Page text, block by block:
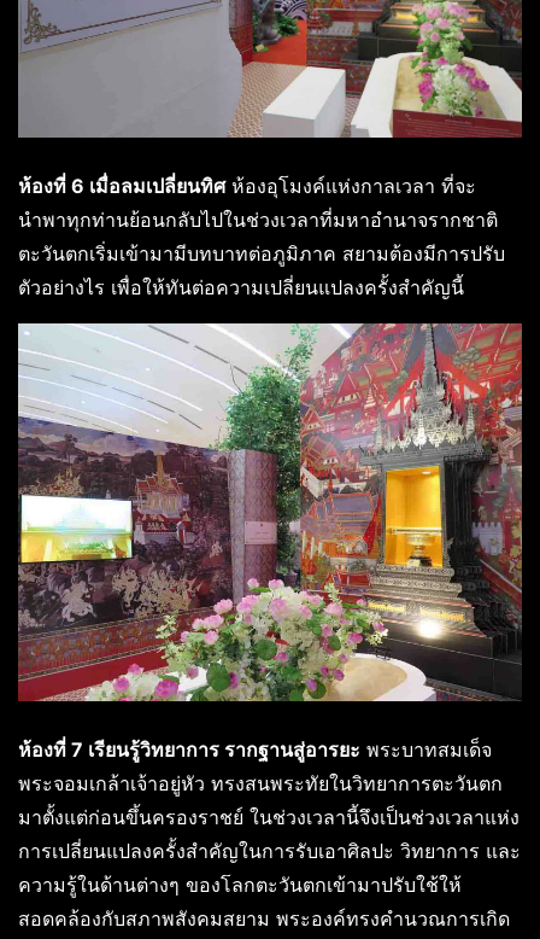
ห้องที่ 6 เมื่อลมเปลี่ยนทิศห้องอุโมงค์แห่งกาลเวลา ที่จะ
นำพาทุกท่านย้อนกลับไปในช่วงเวลาที่มหาอำนาจรากชาติ
ตะวันตกเริ่มเข้ามามีบทบาทต่อภูมิภาค สยามต้องมีการปรับ
ตัวอย่างไร เพื่อให้ทันต่อความเปลี่ยนแปลงครั้งสำคัญนี้
ห้องที่ 7 เรียนรู้วิทยาการ รากฐานสู่อารยะ พระบาทสมเด็จ
พระจอมเกล้าเจ้าอยู่หัว ทรงสนพระทัยในวิทยาการตะวันตก
มาตั้งแต่ก่อนขึ้นครองราชย์ ในช่วงเวลานี้จึงเป็นช่วงเวลาแห่ง
การเปลี่ยนแปลงครั้งสำคัญในการรับเอาศิลปะ วิทยาการ และ
ความรู้ในด้านต่างๆ ของโลกตะวันตกเข้ามาปรับใช้ให้
สอดคล้องกับสภาพสังคมสยาม พระองค์ทรงคำนวณการเกิด